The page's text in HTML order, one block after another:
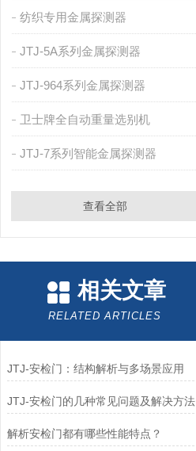
纺织专用金属探测器
JTJ-5A系列金属探测器
JTJ-964系列金属探测器
卫士牌全自动重量选别机
JTJ-7系列智能金属探测器
查看全部
相关文章
RELATED ARTICLES
JTJ-安检门：结构解析与多场景应用
JTJ-安检门的几种常见问题及解决方法
解析安检门都有哪些性能特点？